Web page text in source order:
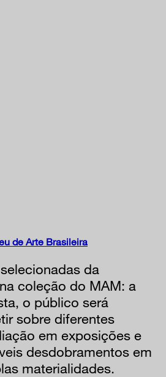
de Arte Brasileira
da
coleção do MAM: a
o público será
sobre diferentes
em exposições e
desdobramentos em
materialidades.